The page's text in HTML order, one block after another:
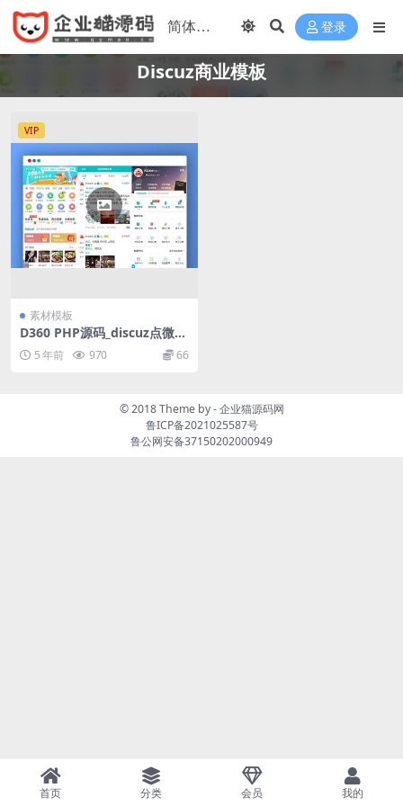
登录
Discuz商业模板
VIP
素材模板
D360 PHP源码_discuz点微西
瓜同城分类信息系列打包整套
插件（35个插件）
5 年前 970 66
© 2018 Theme by -企业猫源码网
鲁ICP备2021025587号
鲁公网安备37150202000949
首页 分类 会员 我的